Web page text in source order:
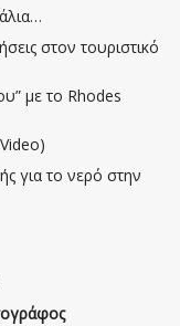
στον τουριστικό
με το Rhodes
για το νερό στην